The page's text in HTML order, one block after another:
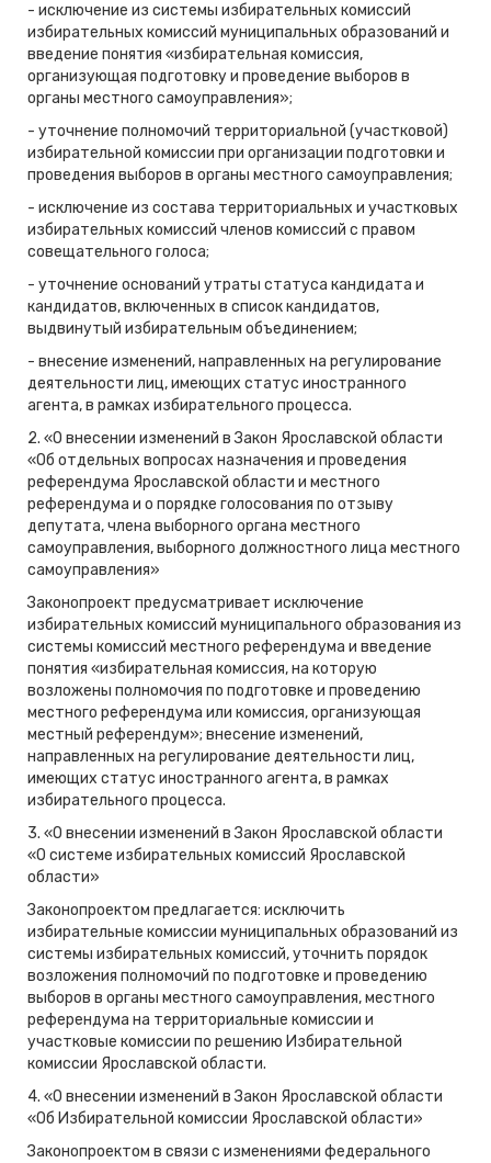
- исключение из системы избирательных комиссий
избирательных комиссий муниципальных образований и
введение понятия «избирательная комиссия,
организующая подготовку и проведение выборов в
органы местного самоуправления»;
- уточнение полномочий территориальной (участковой)
избирательной комиссии при организации подготовки и
проведения выборов в органы местного самоуправления;
- исключение из состава территориальных и участковых
избирательных комиссий членов комиссий с правом
совещательного голоса;
- уточнение оснований утраты статуса кандидата и
кандидатов, включенных в список кандидатов,
выдвинутый избирательным объединением;
- внесение изменений, направленных на регулирование
деятельности лиц, имеющих статус иностранного
агента, в рамках избирательного процесса.
2. «О внесении изменений в Закон Ярославской области
«Об отдельных вопросах назначения и проведения
референдума Ярославской области и местного
референдума и о порядке голосования по отзыву
депутата, члена выборного органа местного
самоуправления, выборного должностного лица местного
самоуправления»
Законопроект предусматривает исключение
избирательных комиссий муниципального образования из
системы комиссий местного референдума и введение
понятия «избирательная комиссия, на которую
возложены полномочия по подготовке и проведению
местного референдума или комиссия, организующая
местный референдум»; внесение изменений,
направленных на регулирование деятельности лиц,
имеющих статус иностранного агента, в рамках
избирательного процесса.
3. «О внесении изменений в Закон Ярославской области
«О системе избирательных комиссий Ярославской
области»
Законопроектом предлагается: исключить
избирательные комиссии муниципальных образований из
системы избирательных комиссий, уточнить порядок
возложения полномочий по подготовке и проведению
выборов в органы местного самоуправления, местного
референдума на территориальные комиссии и
участковые комиссии по решению Избирательной
комиссии Ярославской области.
4. «О внесении изменений в Закон Ярославской области
«Об Избирательной комиссии Ярославской области»
Законопроектом в связи с изменениями федерального